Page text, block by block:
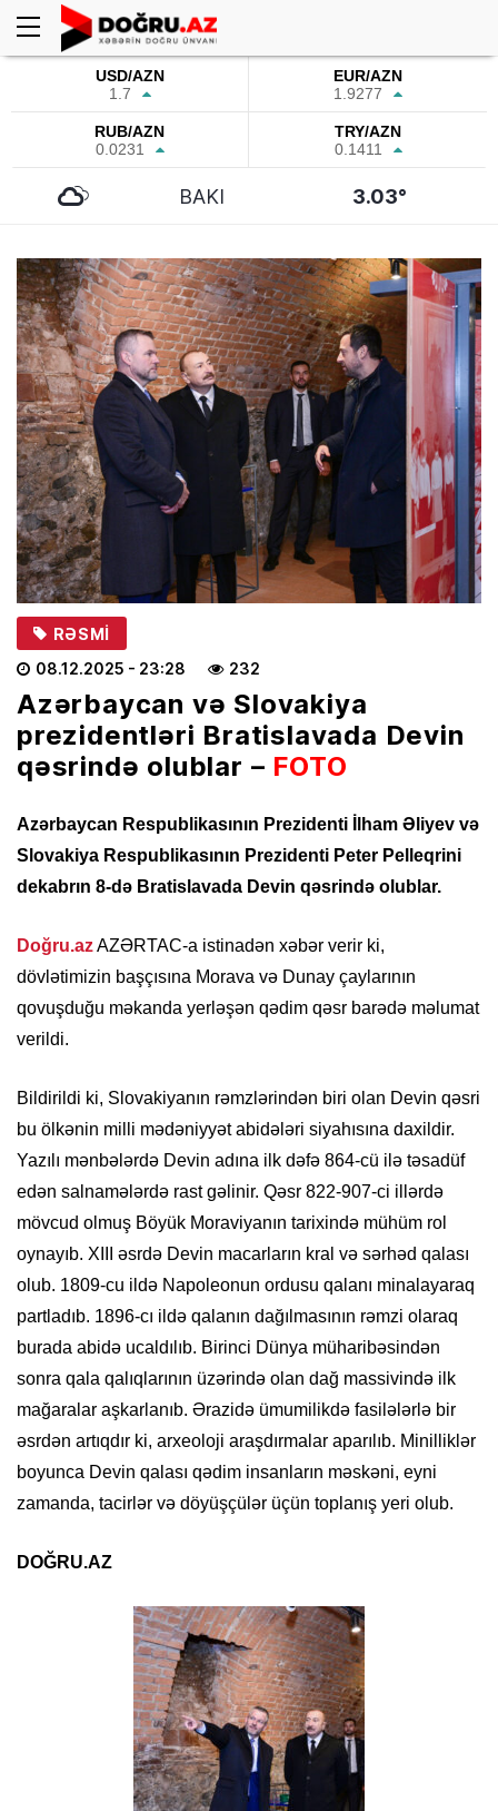
USD/AZN
1.7
EUR/AZN
1.9277
RUB/AZN
0.0231
TRY/AZN
0.1411
BAKI 3.03°
RƏSMI
08.12.2025 - 23:28 232
Azərbaycan və Slovakiya
prezidentləri Bratislavada Devin
qəsrində olublar – FOTO
Azərbaycan Respublikasının Prezidenti İlham Əliyev və
Slovakiya Respublikasının Prezidenti Peter Pelleqrini
dekabrın 8-də Bratislavada Devin qəsrində olublar.
Doğru.azAZƏRTAC-a istinadən xəbər verir ki,
dövlətimizin başçısına Morava və Dunay çaylarının
qovuşduğu məkanda yerləşən qədim qəsr barədə məlumat
verildi.
Bildirildi ki, Slovakiyanın rəmzlərindən biri olan Devin qəsri
bu ölkənin milli mədəniyyət abidələri siyahısına daxildir.
Yazılı mənbələrdə Devin adına ilk dəfə 864-cü ilə təsadüf
edən salnamələrdə rast gəlinir. Qəsr 822-907-ci illərdə
mövcud olmuş Böyük Moraviyanın tarixində mühüm rol
oynayıb. XIII əsrdə Devin macarların kral və sərhəd qalası
olub. 1809-cu ildə Napoleonun ordusu qalanı minalayaraq
partladıb. 1896-cı ildə qalanın dağılmasının rəmzi olaraq
burada abidə ucaldılıb. Birinci Dünya müharibəsindən
sonra qala qalıqlarının üzərində olan dağ massivində ilk
mağaralar aşkarlanıb. Ərazidə ümumilikdə fasilələrlə bir
əsrdən artıqdır ki, arxeoloji araşdırmalar aparılıb. Minilliklər
boyunca Devin qalası qədim insanların məskəni, eyni
zamanda, tacirlər və döyüşçülər üçün toplanış yeri olub.
DOĞRU.AZ